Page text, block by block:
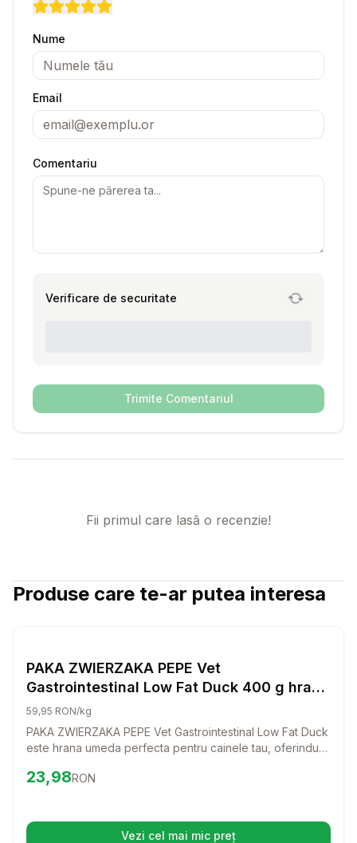
Nume
Email
Comentariu
Verificare de securitate
Trimite Comentariul
Fii primul care lasă o recenzie!
Produse care te-ar putea interesa
PAKA ZWIERZAKA PEPE Vet
Gastrointestinal Low Fat Duck 400 g hrana
umeda pentru caini, destinata sustinerii
sistemului digestiv
59,95 RON/kg
PAKA ZWIERZAKA PEPE Vet Gastrointestinal Low Fat Duck
este hrana umeda perfecta pentru cainele tau, oferindu-i
sanatos. Cu un gust delicios de rata, acest produs este
Preț:23.98
23,98RON
Vezi cel mai mic preț